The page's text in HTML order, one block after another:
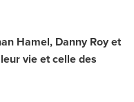
Hamel, Danny Royet
vie et celle des